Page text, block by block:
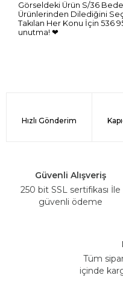
Görseldeki Ürün S/36
Ürünlerinden Dilediğini
Takılan Her Konu İçin 536
unutma! ❤
Hızlı Gönderim
Güvenli Alışveriş
250 bit SSL sertifikası İle
güvenli ödeme
Tüm
içinde